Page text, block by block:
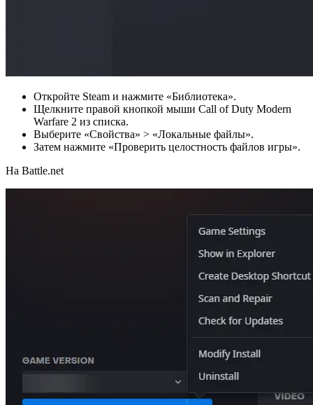
Откройте Steam и нажмите «Библиотека».
Щелкните правой кнопкой мыши Call of Duty Modern
Warfare 2 из списка.
Выберите «Свойства» > «Локальные файлы».
Затем нажмите «Проверить целостность файлов игры».
На Battle.net